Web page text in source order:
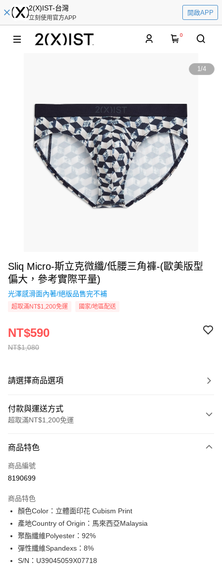
2(X)IST-台灣
立刻使用官方APP
開啟APP
0
1/4
Sliq Micro-斯立克微纖/低腰三角褲-(歐美版型
偏大，參考實際平量)
光澤感滑面內著/絕版品售完不補
超取滿NT$1,200免運 國家/地區配送
NT$1,080
NT$590
請選擇商品選項
付款與運送方式
超取滿NT$1,200免運
信用卡一次付款
信用卡分期付款
合作金庫商業銀行
華南商業銀行
彰化商業銀行
上海商業儲蓄銀行
台北富邦商業銀行
國泰世華商業銀行
臺灣中小企業銀行
超商取貨付款
LINE Pay
Apple Pay
街口支付
商品特色
商品編號
8190699
商品特色
顏色Color：立體面印花 Cubism Print
產地Country of Origin：馬來西亞Malaysia
聚酯纖維Polyester：92%
彈性纖維Spandexs：8%
S/N：U39045059X07718